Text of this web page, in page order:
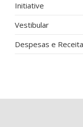
Initiative
Vestibular
Despesas e